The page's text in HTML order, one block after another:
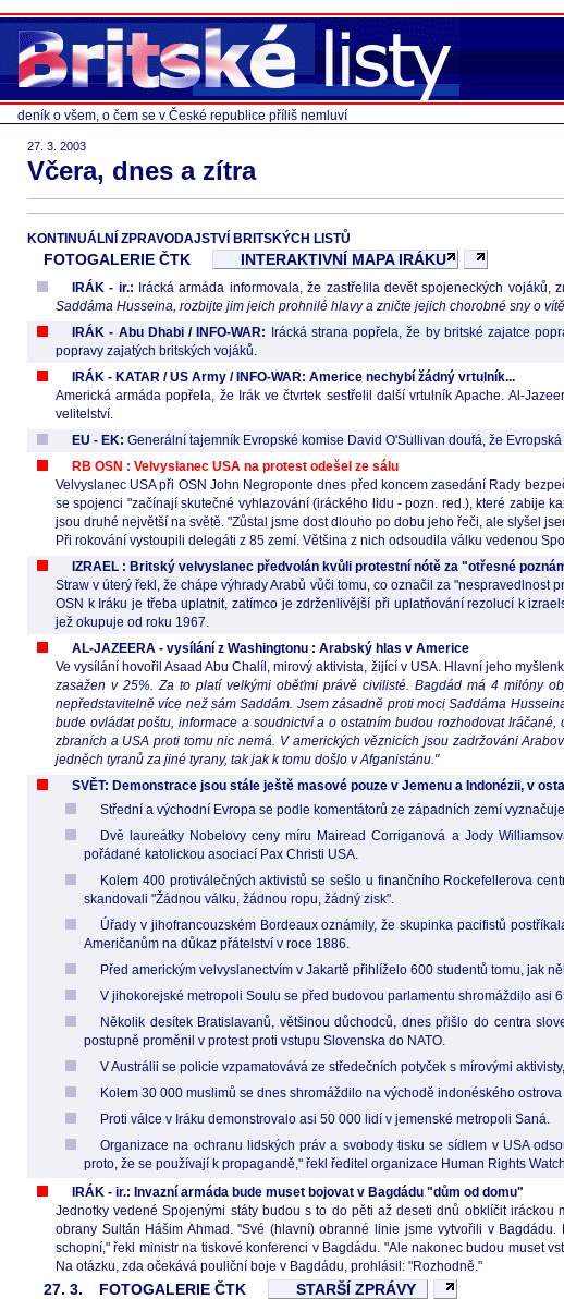
deník o všem, o čem se v České republice příliš nemluví
27. 3. 2003
Včera, dnes a zítra
KONTINUÁLNÍ ZPRAVODAJSTVÍ BRITSKÝCH LISTŮ
INTERAKTIVNÍ MAPA IRÁKU
FOTOGALERIE ČTK
IRÁK - ir.: Irácká armáda informovala, že zastřelila devět spojeneckých
Saddáma Husseina, rozbijte jim jeich prohnilé hlavy a zničte jejich chorobné sny o
IRÁK - Abu Dhabi / INFO-WAR:
Irácká strana popřela, že by britské zajatce
popravy zajatých britských vojáků.
IRÁK - KATAR / US Army / INFO-WAR: Americe nechybí žádný vrtulník...
Americká armáda popřela, že Irák ve čtvrtek sestřelil další vrtulník Apache. Al-
velitelství.
EU - EK: Generální tajemník Evropské komise David O'Sullivan doufá, že
RB OSN : Velvyslanec USA na protest odešel ze sálu
Velvyslanec USA při OSN John Negroponte dnes před koncem zasedání Rady
se spojenci "začínají skutečné vyhlazování (iráckého lidu - pozn. red.), které zabije
jsou druhé největší na světě. "Zůstal jsme dost dlouho po dobu jeho řeči, ale slyšel
Při rokování vystoupili delegáti z 85 zemí. Většina z nich odsoudila válku vedenou
IZRAEL : Britský velvyslanec předvolán kvůli protestní nótě za "otřesné
Straw v úterý řekl, že chápe výhrady Arabů vůči tomu, co označil za
OSN k Iráku je třeba uplatnit, zatímco je zdrženlivější při uplatňování rezolucí k
jež okupuje od roku 1967.
AL-JAZEERA - vysílání z Washingtonu : Arabský hlas v Americe
Ve vysílání hovořil Asaad Abu Chalíl, mirový aktivista, žijící v USA. Hlavní jeho
zasažen v 25%. Za to platí velkými oběťmi právě civilisté. Bagdád má 4 milóny
nepředstavitelně více než sám Saddám. Jsem zásadně proti moci Saddáma
bude ovládat poštu, informace a soudnictví a o ostatním budou rozhodovat
zbraních a USA proti tomu nic nemá. V amerických věznicích jsou zadržováni
jedněch tyranů za jiné tyrany, tak jak k tomu došlo v Afganistánu."
SVĚT: Demonstrace jsou stále ještě masové pouze v Jemenu a Indonézii, v
Střední a východní Evropa se podle komentátorů ze západních zemí vyznačuje
Dvě laureátky Nobelovy ceny míru Mairead Corriganová a Jody
pořádané katolickou asociací Pax Christi USA.
Kolem 400 protiválečných aktivistů se sešlo u finančního Rockefellerova
skandovali "Žádnou válku, žádnou ropu, žádný zisk".
Úřady v jihofrancouzském Bordeaux oznámily, že skupinka pacifistů
Američanům na důkaz přátelství v roce 1886.
Před americkým velvyslanectvím v Jakartě přihlíželo 600 studentů tomu, jak
V jihokorejské metropoli Soulu se před budovou parlamentu shromáždilo asi
Několik desítek Bratislavanů, většinou důchodců, dnes přišlo do centra
postupně proměnil v protest proti vstupu Slovenska do NATO.
V Austrálii se policie vzpamatovává ze středečních potyček s mírovými
Kolem 30 000 muslimů se dnes shromáždilo na východě indonéského
Proti válce v Iráku demonstrovalo asi 50 000 lidí v jemenské metropoli Saná.
Organizace na ochranu lidských práv a svobody tisku se sídlem v USA
proto, že se používají k propagandě," řekl ředitel organizace Human Rights
IRÁK - ir.: Invazní armáda bude muset bojovat v Bagdádu "dům od domu"
Jednotky vedené Spojenými státy budou s to do pěti až deseti dnů obklíčit
obrany Sultán Hášim Ahmad. "Své (hlavní) obranné linie jsme vytvořili v
schopní," řekl ministr na tiskové konferenci v Bagdádu. "Ale nakonec budou muset
Na otázku, zda očekává pouliční boje v Bagdádu, prohlásil: "Rozhodně."
27. 3. STARŠÍ ZPRÁVY
FOTOGALERIE ČTK